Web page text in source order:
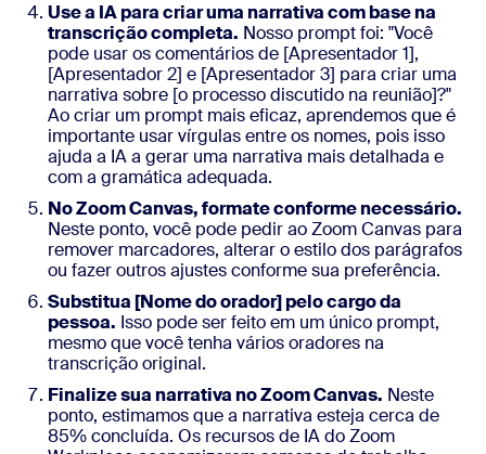
Use a IA para criar uma narrativa com base na
transcrição completa. Nosso prompt foi: "Você
pode usar os comentários de [Apresentador 1],
[Apresentador 2] e [Apresentador 3] para criar uma
narrativa sobre [o processo discutido na reunião]?"
Ao criar um prompt mais eficaz, aprendemos que é
importante usar vírgulas entre os nomes, pois isso
ajuda a IA a gerar uma narrativa mais detalhada e
com a gramática adequada.
No Zoom Canvas, formate conforme necessário.
Neste ponto, você pode pedir ao Zoom Canvas para
remover marcadores, alterar o estilo dos parágrafos
ou fazer outros ajustes conforme sua preferência.
Substitua [Nome do orador] pelo cargo da
pessoa. Isso pode ser feito em um único prompt,
mesmo que você tenha vários oradores na
transcrição original.
Finalize sua narrativa no Zoom Canvas. Neste
ponto, estimamos que a narrativa esteja cerca de
85% concluída. Os recursos de IA do Zoom